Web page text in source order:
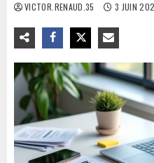
VICTOR.RENAUD.35 3 JUIN